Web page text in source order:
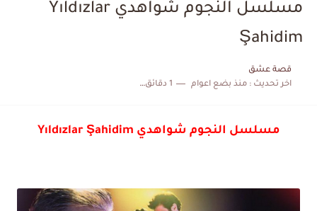
مسلسل النجوم شواهدي Yıldızlar
Şahidim
قصة عشق
اخر تحديث :منذ بضع اعوام 1 دقائق للقراءة
مسلسل النجوم شواهدي Yıldızlar Şahidim